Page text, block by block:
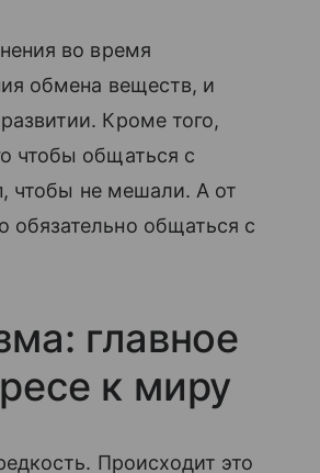
во время
обмена веществ, и
Кроме того,
чтобы общаться с
чтобы не мешали. А от
обязательно общаться с
главное
к миру
Происходит это